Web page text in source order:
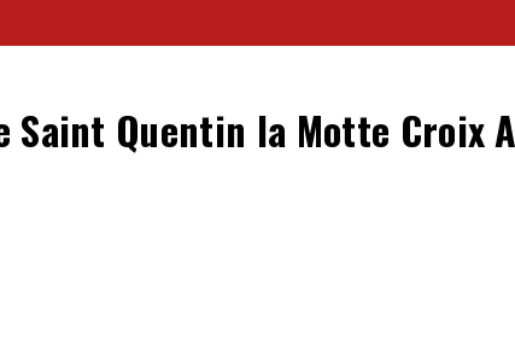
Saint Quentin la Motte Croix